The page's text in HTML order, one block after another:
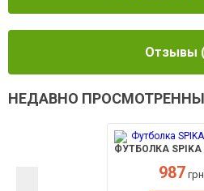
Отзывы
НЕДАВНО
ФУТБОЛКА SPIKA
987 грн